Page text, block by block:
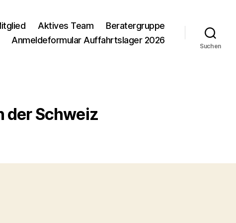
Aktives Team
Beratergruppe
Anmeldeformular Auffahrtslager 2026
Suchen
der Schweiz